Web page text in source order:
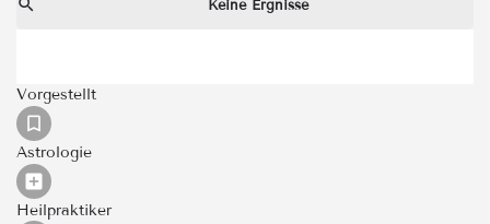
Keine Ergnisse
Vorgestellt
Astrologie
Heilpraktiker